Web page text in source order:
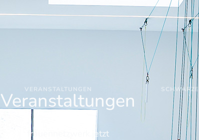
VERANSTALTUNGEN
Veranstaltungen
frauennetzwerk.jetzt